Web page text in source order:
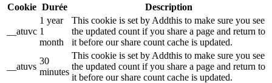
Cookie Durée Description
__atuvc
1 year
1
month
This cookie is set by Addthis to make sure you see
the updated count if you share a page and return to
it before our share count cache is updated.
__atuvs
30
minutes
This cookie is set by Addthis to make sure you see
the updated count if you share a page and return to
it before our share count cache is updated.